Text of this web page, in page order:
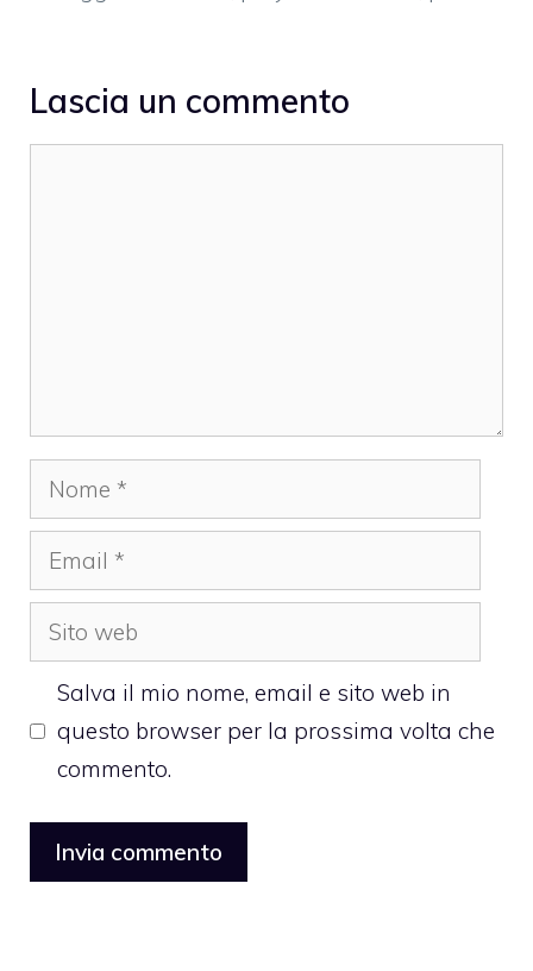
Lascia un commento
Nome
Email
Sito
web
Salva il mio nome, email e sito web in
questo browser per la prossima volta che
commento.